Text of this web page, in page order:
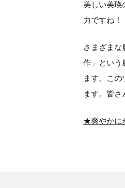
美しい美瑛
力ですね！
さまざま
作」という
ます。こ
ます。皆
★爽やかに